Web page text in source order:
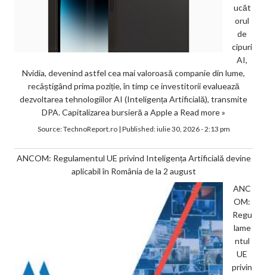
ucăt
orul
de
cipuri
AI,
Nvidia, devenind astfel cea mai valoroasă companie din lume,
recâștigând prima poziție, în timp ce investitorii evaluează
dezvoltarea tehnologiilor AI (Inteligența Artificială), transmite
DPA. Capitalizarea bursieră a Apple a Read more »
Source:TechnoReport.ro| Published:iulie 30, 2026 - 2:13 pm
ANCOM: Regulamentul UE privind Inteligența Artificială devine
aplicabil în România de la 2 august
ANC
OM:
Regu
lame
ntul
UE
privin